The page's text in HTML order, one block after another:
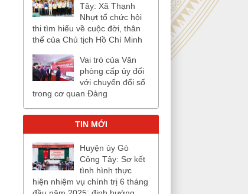
Tây: Xã Thạnh
Nhựt tổ chức hội
thi tìm hiểu về cuộc đời, thân
thế của Chủ tịch Hồ Chí Minh
Vai trò của Văn
phòng cấp ủy đối
với chuyển đổi số
trong cơ quan Đảng
TIN MỚI
Huyện ủy Gò
Công Tây: Sơ kết
tình hình thực
hiện nhiệm vụ chính trị 6 tháng